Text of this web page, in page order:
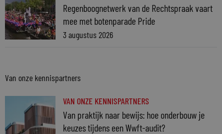
Regenboognetwerk van de Rechtspraak vaart
mee met botenparade Pride
3 augustus 2026
Van onze kennispartners
VAN ONZE KENNISPARTNERS
Van praktijk naar bewijs: hoe onderbouw je
keuzes tijdens een Wwft-audit?